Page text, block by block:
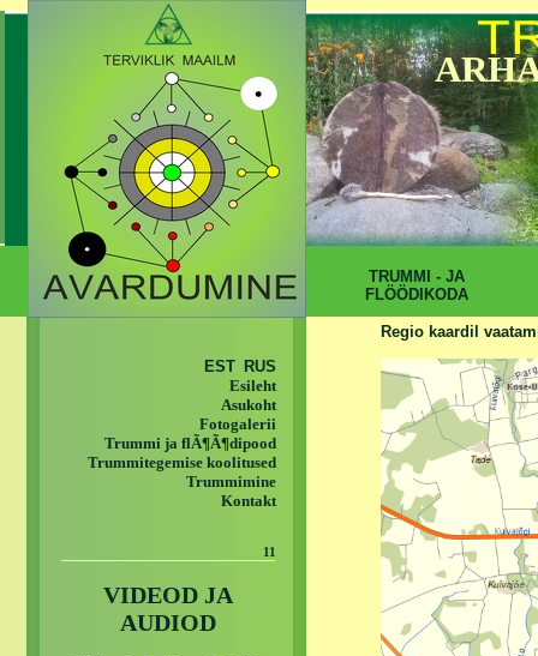
Regio kaardil
EST RUS
Esileht
Asukoht
Fotogalerii
Trummi ja flÃ¶Ã¶dipood
Trummitegemise koolitused
Trummimine
Kontakt
11
VIDEOD JA
AUDIOD
TRUMMI - JA
FLÖÖDIKODA